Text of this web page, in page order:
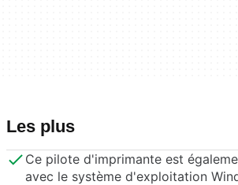
Les plus
Ce pilote d'imprimante est
avec le système d'exploitation